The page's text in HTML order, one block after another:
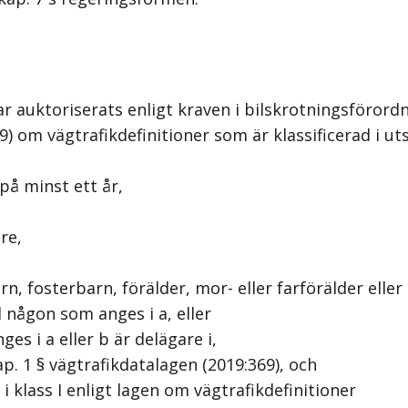
enligt kraven i
om vägtrafikdefinitioner som är klassificerad i
minst ett år,
fosterbarn, förälder, mor- eller farförälder eller
som anges i a, eller
i a eller b är delägare i,
§ vägtrafikdatalagen (2019:369), och
I enligt lagen om vägtrafikdefinitioner